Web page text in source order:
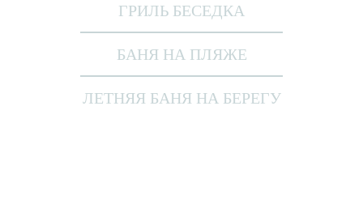
ГРИЛЬ БЕСЕДКА
БАНЯ НА ПЛЯЖЕ
ЛЕТНЯЯ БАНЯ НА БЕРЕГУ